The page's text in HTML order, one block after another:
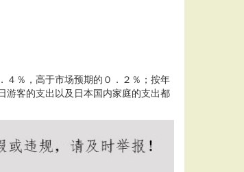
４％，高于市场预期的０．２％；按年
游客的支出以及日本国内家庭的支出都